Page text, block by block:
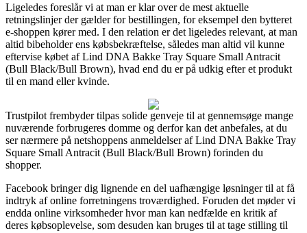
Ligeledes foreslår vi at man er klar over de mest aktuelle
retningslinjer der gælder for bestillingen, for eksempel den bytteret
e-shoppen kører med. I den relation er det ligeledes relevant, at man
altid bibeholder ens købsbekræftelse, således man altid vil kunne
eftervise købet af Lind DNA Bakke Tray Square Small Antracit
(Bull Black/Bull Brown), hvad end du er på udkig efter et produkt
til en mand eller kvinde.
Trustpilot frembyder tilpas solide genveje til at gennemsøge mange
nuværende forbrugeres domme og derfor kan det anbefales, at du
ser nærmere på netshoppens anmeldelser af Lind DNA Bakke Tray
Square Small Antracit (Bull Black/Bull Brown) forinden du
shopper.
Facebook bringer dig lignende en del uafhængige løsninger til at få
indtryk af online forretningens troværdighed. Foruden det møder vi
endda online virksomheder hvor man kan nedfælde en kritik af
deres købsoplevelse, som desuden kan bruges til at tage stilling til